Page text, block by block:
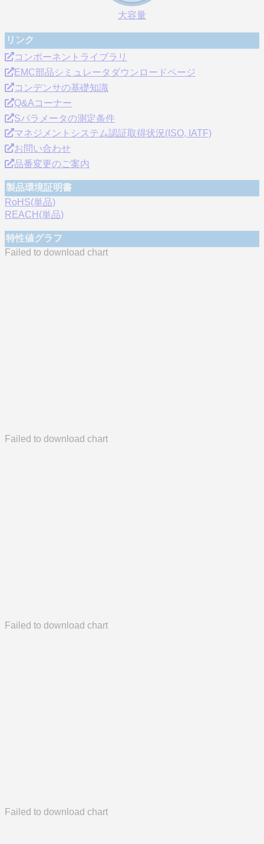
大容量
リンク
コンポーネントライブラリ
EMC部品シミュレータダウンロードページ
コンデンサの基礎知識
Q&Aコーナー
Sパラメータの測定条件
マネジメントシステム認証取得状況(ISO, IATF)
お問い合わせ
品番変更のご案内
製品環境証明書
RoHS(単品)
REACH(単品)
特性値グラフ
Failed to download chart
Failed to download chart
Failed to download chart
Failed to download chart